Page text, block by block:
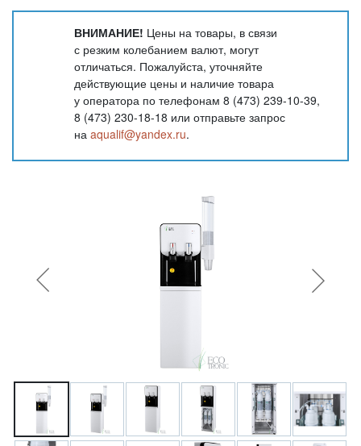
ВНИМАНИЕ! Цены на товары, в связи
с резким колебанием валют, могут
отличаться. Пожалуйста, уточняйте
действующие цены и наличие товара
у оператора по телефонам 8 (473) 239-10-39,
8 (473) 230-18-18 или отправьте запрос
на aqualif@yandex.ru.